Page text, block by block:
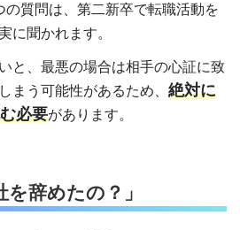
の質問は、第二新卒で転職活動を
に聞かれます。
と、最悪の場合は相手の心証に致
まう可能性があるため、 絶対に
必要があります。
を辞めたの？」